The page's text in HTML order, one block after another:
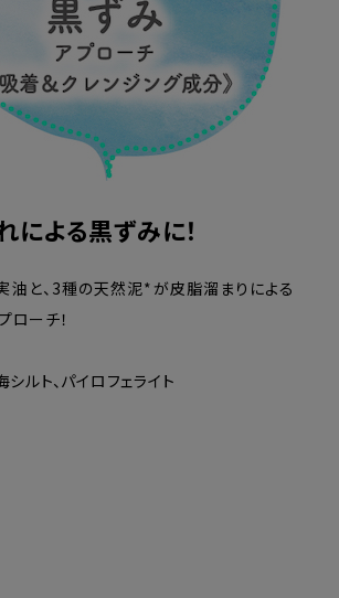
による黒ずみに！
油と、3種の天然泥*が皮脂溜まりによる
ローチ！
シルト、パイロフェライト